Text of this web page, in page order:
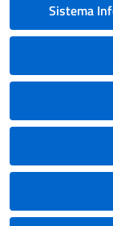
Sistema